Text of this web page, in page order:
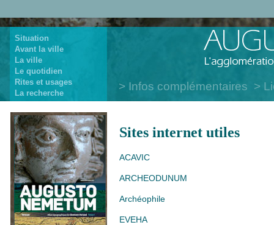
Situation
Avant la ville
La ville
Le quotidien
Rites et usages
La recherche
Infos complémentaires
Sites internet utiles
ACAVIC
ARCHEODUNUM
Archéophile
EVEHA